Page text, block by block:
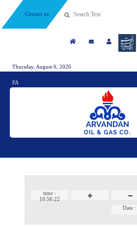
Contact us
Thursday, August 6, 2026
FA
time :
10:56:22
Date :